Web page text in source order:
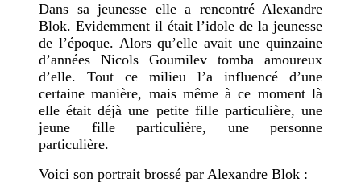
Dans sa jeunesse elle a rencontré Alexandre
Blok. Evidemment il était l’idole de la jeunesse
de l’époque. Alors qu’elle avait une quinzaine
d’années Nicols Goumilev tomba amoureux
d’elle. Tout ce milieu l’a influencé d’une
certaine manière, mais même à ce moment là
elle était déjà une petite fille particulière, une
jeune fille particulière, une personne
particulière.
Voici son portrait brossé par Alexandre Blok :